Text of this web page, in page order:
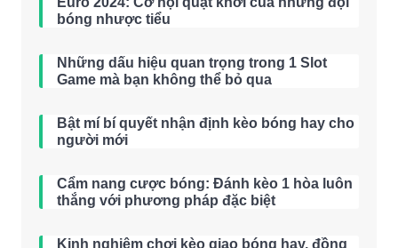
bóng nhược tiểu
Những dấu hiệu quan trọng trong 1 Slot
Game mà bạn không thể bỏ qua
Bật mí bí quyết nhận định kèo bóng hay cho
người mới
Cẩm nang cược bóng: Đánh kèo 1 hòa luôn
thắng với phương pháp đặc biệt
Kinh nghiệm chơi kèo giao bóng hay, đồng